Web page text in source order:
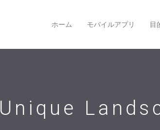
ホーム モバイルアプリ 目
Unique